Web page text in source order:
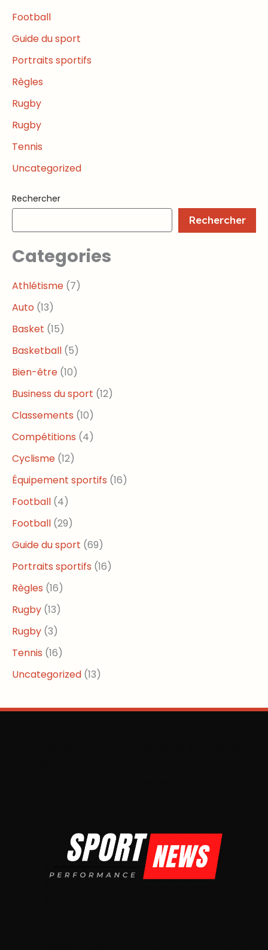
Football
Guide du sport
Portraits sportifs
Règles
Rugby
Rugby
Tennis
Uncategorized
Rechercher
Rechercher
Categories
Athlétisme (7)
Auto (13)
Basket (15)
Basketball (5)
Bien-être (10)
Business du sport (12)
Classements (10)
Compétitions (4)
Cyclisme (12)
Équipement sportifs (16)
Football (4)
Football (29)
Guide du sport (69)
Portraits sportifs (16)
Règles (16)
Rugby (13)
Rugby (3)
Tennis (16)
Uncategorized (13)